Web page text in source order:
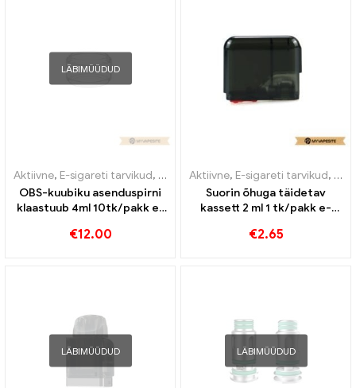
LÄBIMÜÜDUD
Aktiivne, E-sigareti tarvikud, Aurusti
OBS-kuubiku asenduspirni
klaastuub 4ml 10tk/pakk e-
Kohandatud
€12.00
Aktiivne, E-sigareti tarvikud,
Suorin õhuga täidetav
kassett 2 ml 1 tk/pakk e-
kohandatud
€2.65
LÄBIMÜÜDUD LÄBIMÜÜDUD